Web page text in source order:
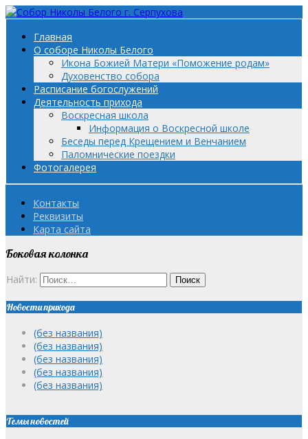
Главная
О соборе Николы Белого
Икона Божией Матери «Поможение родам»
Духовенство собора
Расписание богослужений
Деятельность прихода
Воскресная школа
Информация о Воскресной школе
Беседы перед Крещением и Венчанием
Паломнические поездки
Фотогалерея
Контакты
Реквизиты
Карта сайта
Боковая колонка
Найти:
Новости прихода
(без названия)
(без названия)
(без названия)
(без названия)
(без названия)
Темы новостей